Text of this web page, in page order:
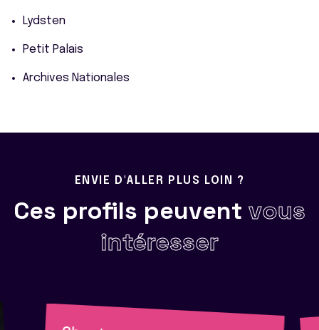
Lydsten
Petit Palais
Archives Nationales
ENVIE D'ALLER PLUS LOIN ?
Ces profils peuvent vous
intéresser